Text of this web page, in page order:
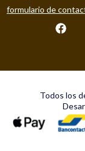
formulario de
Todos los